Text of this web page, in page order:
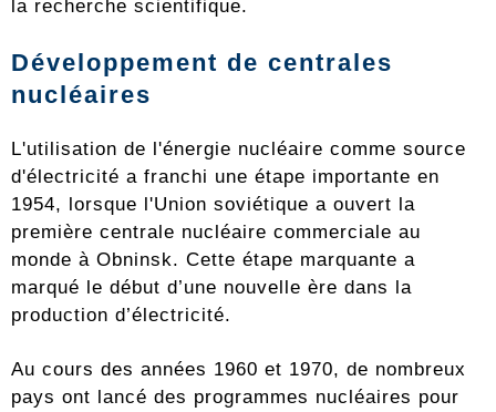
la recherche scientifique.
Développement de centrales
nucléaires
L'utilisation de l'énergie nucléaire comme source
d'électricité a franchi une étape importante en
1954, lorsque l'Union soviétique a ouvert la
première centrale nucléaire commerciale au
monde à Obninsk. Cette étape marquante a
marqué le début d’une nouvelle ère dans la
production d’électricité.
Au cours des années 1960 et 1970, de nombreux
pays ont lancé des programmes nucléaires pour